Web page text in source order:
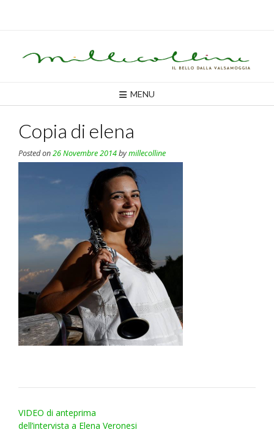
MENU
Copia di elena
Posted on26 Novembre 2014bymillecolline
Post
navigation
VIDEO di anteprima
dell’intervista a Elena Veronesi